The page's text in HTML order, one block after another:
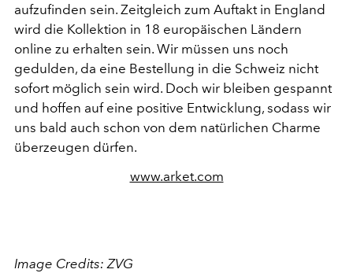
aufzufinden sein. Zeitgleich zum Auftakt in England
wird die Kollektion in 18 europäischen Ländern
online zu erhalten sein. Wir müssen uns noch
gedulden, da eine Bestellung in die Schweiz nicht
sofort möglich sein wird. Doch wir bleiben gespannt
und hoffen auf eine positive Entwicklung, sodass wir
uns bald auch schon von dem natürlichen Charme
überzeugen dürfen.
www.arket.com
Image Credits: ZVG